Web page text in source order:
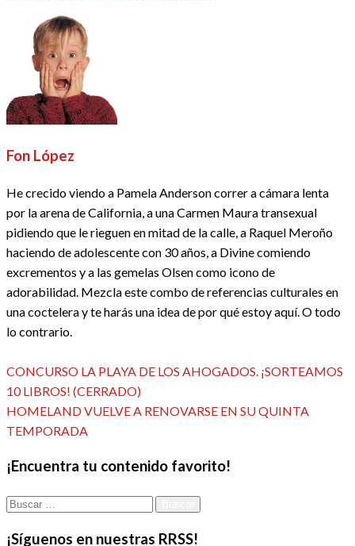
Fon López
He crecido viendo a Pamela Anderson correr a cámara lenta
por la arena de California, a una Carmen Maura transexual
pidiendo que le rieguen en mitad de la calle, a Raquel Meroño
haciendo de adolescente con 30 años, a Divine comiendo
excrementos y a las gemelas Olsen como icono de
adorabilidad. Mezcla este combo de referencias culturales en
una coctelera y te harás una idea de por qué estoy aquí. O todo
lo contrario.
Navegación
de
entradas
Entrada
anterior
CONCURSO LA PLAYA DE LOS AHOGADOS. ¡SORTEAMOS
10 LIBROS! (CERRADO)
Entrada
siguiente
HOMELAND VUELVE A RENOVARSE EN SU QUINTA
TEMPORADA
¡Encuentra tu contenido favorito!
Buscar:
¡Síguenos en nuestras RRSS!